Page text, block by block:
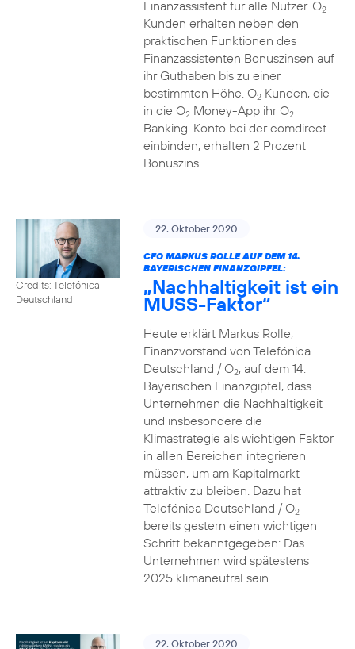
Finanzassistent für alle Nutzer. O2
Kunden erhalten neben den
praktischen Funktionen des
Finanzassistenten Bonuszinsen auf
ihr Guthaben bis zu einer
bestimmten Höhe. O2Kunden, die
in die O2Money-App ihr O2
Banking-Konto bei der comdirect
einbinden, erhalten 2 Prozent
Bonuszins.
Credits: Telefónica
Deutschland
22. Oktober 2020
CFO MARKUS ROLLE AUF DEM 14.
BAYERISCHEN FINANZGIPFEL:
„Nachhaltigkeit ist ein
MUSS-Faktor“
Heute erklärt Markus Rolle,
Finanzvorstand von Telefónica
Deutschland / O2, auf dem 14.
Bayerischen Finanzgipfel, dass
Unternehmen die Nachhaltigkeit
und insbesondere die
Klimastrategie als wichtigen Faktor
in allen Bereichen integrieren
müssen, um am Kapitalmarkt
attraktiv zu bleiben. Dazu hat
Telefónica Deutschland / O2
bereits gestern einen wichtigen
Schritt bekanntgegeben: Das
Unternehmen wird spätestens
2025 klimaneutral sein.
22. Oktober 2020